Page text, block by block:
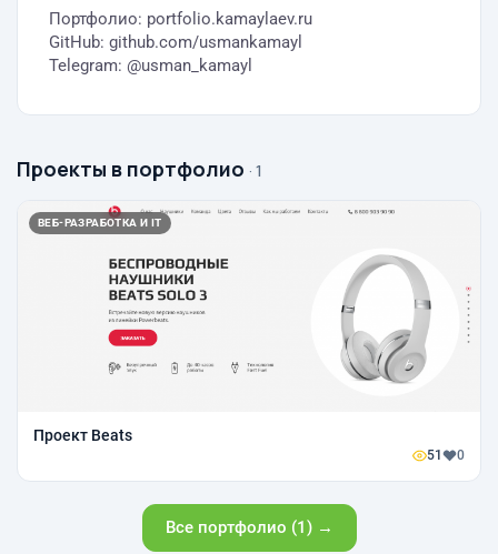
Портфолио: portfolio.kamaylaev.ru
GitHub: github.com/usmankamayl
Telegram: @usman_kamayl
Проекты в портфолио · 1
ВЕБ-РАЗРАБОТКА И IT
Проект Beats
51 0
Все портфолио (1) →